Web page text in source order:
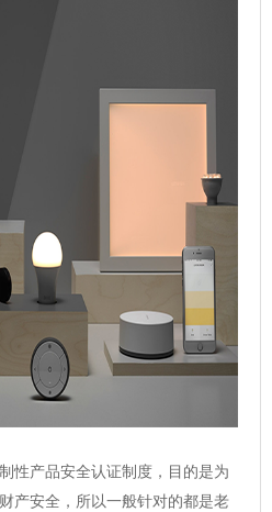
性产品安全认证制度，目的是为
产安全，所以一般针对的都是老